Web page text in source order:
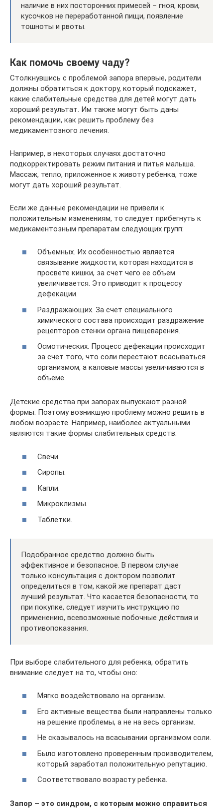
наличие в них посторонних примесей – гноя, крови,
кусочков не переработанной пищи, появление
тошноты и рвоты.
Как помочь своему чаду?
Столкнувшись с проблемой запора впервые, родители
должны обратиться к доктору, который подскажет,
какие слабительные средства для детей могут дать
хороший результат. Им также могут быть даны
рекомендации, как решить проблему без
медикаментозного лечения.
Например, в некоторых случаях достаточно
подкорректировать режим питания и питья малыша.
Массаж, тепло, приложенное к животу ребенка, тоже
могут дать хороший результат.
Если же данные рекомендации не привели к
положительным изменениям, то следует прибегнуть к
медикаментозным препаратам следующих групп:
Объемных. Их особенностью является
связывание жидкости, которая находится в
просвете кишки, за счет чего ее объем
увеличивается. Это приводит к процессу
дефекации.
Раздражающих. За счет специального
химического состава происходит раздражение
рецепторов стенки органа пищеварения.
Осмотических. Процесс дефекации происходит
за счет того, что соли перестают всасываться
организмом, а каловые массы увеличиваются в
объеме.
Детские средства при запорах выпускают разной
формы. Поэтому возникшую проблему можно решить в
любом возрасте. Например, наиболее актуальными
являются такие формы слабительных средств:
Свечи.
Сиропы.
Капли.
Микроклизмы.
Таблетки.
Подобранное средство должно быть
эффективное и безопасное. В первом случае
только консультация с доктором позволит
определиться в том, какой же препарат даст
лучший результат. Что касается безопасности, то
при покупке, следует изучить инструкцию по
применению, всевозможные побочные действия и
противопоказания.
При выборе слабительного для ребенка, обратить
внимание следует на то, чтобы оно:
Мягко воздействовало на организм.
Его активные вещества были направлены только
на решение проблемы, а не на весь организм.
Не сказывалось на всасывании организмом соли.
Было изготовлено проверенным производителем,
который заработал положительную репутацию.
Соответствовало возрасту ребенка.
Запор – это синдром, с которым можно справиться